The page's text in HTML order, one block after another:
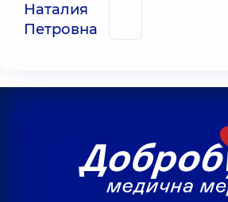
Наталия
Петровна